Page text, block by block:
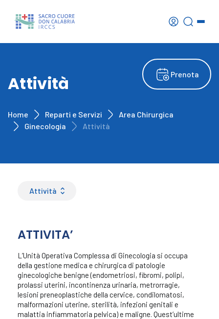
Prenota
Attività
Home Reparti e Servizi
Area Chirurgica
Ginecologia
Attività
Attività
Presentazione
Staff
Attività
ATTIVITA’
L’Unità Operativa Complessa di Ginecologia si occupa
della gestione medica e chirurgica di patologie
ginecologiche benigne (endometriosi, fibromi, polipi,
prolassi uterini, incontinenza urinaria, metrorragie,
lesioni preneoplastiche della cervice, condilomatosi,
malformazioni uterine, sterilità, infezioni genitali e
malattia infiammatoria pelvica) e maligne. Quest’ultime